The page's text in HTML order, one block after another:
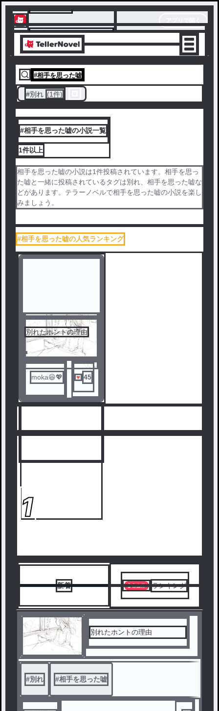
テラーノベル
アプリでサクサク楽しめる
#相手を思った嘘
#別れ (1件)
#相手を思った嘘の小説一覧
1件以上
相手を思った嘘の小説は1件投稿されています。相手を思っ
た嘘と一緒に投稿されているタグは別れ、相手を思った嘘な
どがあります。テラーノベルで相手を思った嘘の小説を楽し
みましょう。
#相手を思った嘘の人気ランキング
別れたホントの理由
moka😆💖 45
1
新着 ランキング
別れたホントの理由
#別れ #相手を思った嘘